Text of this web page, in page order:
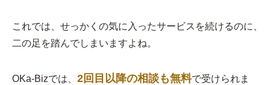
これでは、せっかくの気に入ったサービスを続けるのに、
二の足を踏んでしまいますよね。
OKa-Bizでは、 2回目以降の相談も無料で受けられま